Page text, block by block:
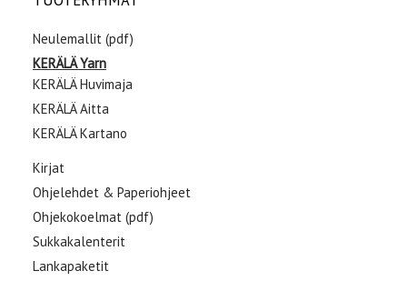
Neulemallit (pdf)
KERÄLÄ Yarn
KERÄLÄ Huvimaja
KERÄLÄ Aitta
KERÄLÄ Kartano
Kirjat
Ohjelehdet & Paperiohjeet
Ohjekokoelmat (pdf)
Sukkakalenterit
Lankapaketit